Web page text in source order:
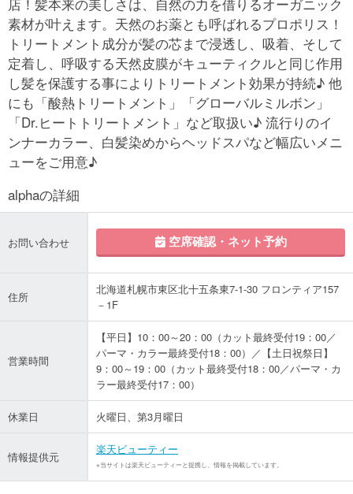
素材が叶えます。天然のお薬とも呼ばれるプロポリス！
トリートメント成分が髪の芯まで浸透し、吸着、そして
定着し、呼吸する天然皮膜がキューティクルと同じ作用
し髪を保護する事によりトリートメント効果が持続♪ 他
にも「酸熱トリートメント」「グローバルミルボン」
「Dr.ヒートトリートメント」など取扱い♪ 流行りのイ
ンナーカラー、白髪染めからヘッドスパなど幅広いメニ
ューをご用意♪
alphaの詳細
お問い合わせ 空席確認・ネット予約
住所
北海道札幌市東区北十五条東7-1-30 フロンティア157
－1F
営業時間
【平日】10：00～20：00（カット最終受付19：00／
パーマ・カラー最終受付18：00）／【土日祝祭日】
9：00～19：00（カット最終受付18：00／パーマ・カ
ラー最終受付17：00）
休業日 火曜日、第3月曜日
情報提供元
楽天ビューティー
※当サイトは楽天ビューティーと提携し、情報を掲載しています。